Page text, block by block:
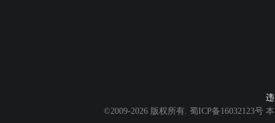
©2009-2026 版权所有. 蜀ICP备16032123号